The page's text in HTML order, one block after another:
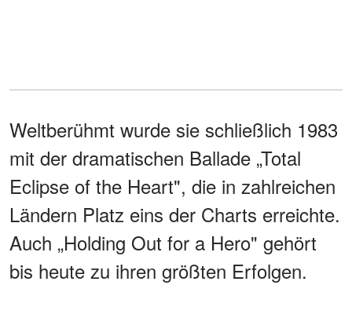
Weltberühmt wurde sie schließlich 1983
mit der dramatischen Ballade „Total
Eclipse of the Heart", die in zahlreichen
Ländern Platz eins der Charts erreichte.
Auch „Holding Out for a Hero" gehört
bis heute zu ihren größten Erfolgen.